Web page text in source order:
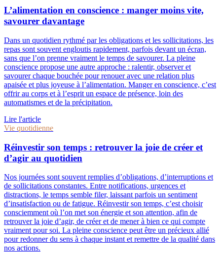
L’alimentation en conscience : manger moins vite,
savourer davantage
Dans un quotidien rythmé par les obligations et les sollicitations, les
repas sont souvent engloutis rapidement, parfois devant un écran,
sans que l’on prenne vraiment le temps de savourer. La pleine
conscience propose une autre approche : ralentir, observer et
savourer chaque bouchée pour renouer avec une relation plus
apaisée et plus joyeuse à l’alimentation. Manger en conscience, c’est
offrir au corps et à l’esprit un espace de présence, loin des
automatismes et de la précipitation.
Lire l'article
Vie quotidienne
Réinvestir son temps : retrouver la joie de créer et
d’agir au quotidien
Nos journées sont souvent remplies d’obligations, d’interruptions et
de sollicitations constantes. Entre notifications, urgences et
distractions, le temps semble filer, laissant parfois un sentiment
d’insatisfaction ou de fatigue. Réinvestir son temps, c’est choisir
consciemment où l’on met son énergie et son attention, afin de
retrouver la joie d’agir, de créer et de mener à bien ce qui compte
vraiment pour soi. La pleine conscience peut être un précieux allié
pour redonner du sens à chaque instant et remettre de la qualité dans
nos actions.